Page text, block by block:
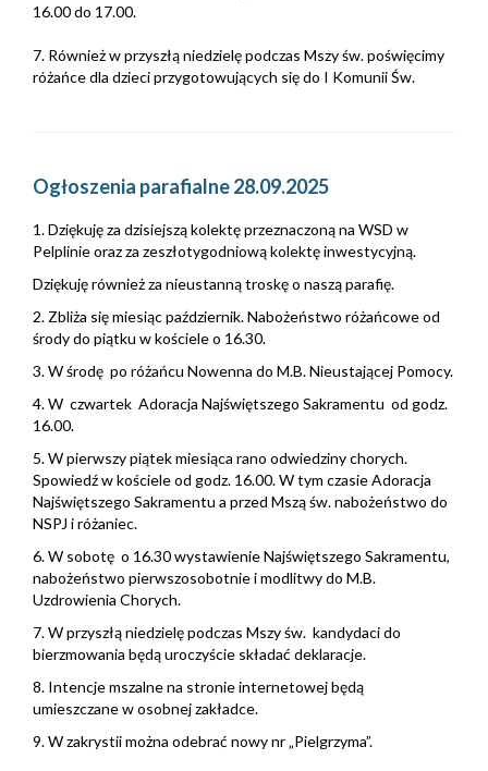
16.00 do 17.00.
7. Również w przyszłą niedzielę podczas Mszy św. poświęcimy
różańce dla dzieci przygotowujących się do I Komunii Św.
Ogłoszenia parafialne 28.09.2025
1. Dziękuję za dzisiejszą kolektę przeznaczoną na WSD w
Pelplinie oraz za zeszłotygodniową kolektę inwestycyjną.
Dziękuję również za nieustanną troskę o naszą parafię.
2. Zbliża się miesiąc październik. Nabożeństwo różańcowe od
środy do piątku w kościele o 16.30.
3. W środę po różańcu Nowenna do M.B. Nieustającej Pomocy.
4. W czwartek Adoracja Najświętszego Sakramentu od godz.
16.00.
5. W pierwszy piątek miesiąca rano odwiedziny chorych.
Spowiedź w kościele od godz. 16.00. W tym czasie Adoracja
Najświętszego Sakramentu a przed Mszą św. nabożeństwo do
NSPJ i różaniec.
6. W sobotę o 16.30 wystawienie Najświętszego Sakramentu,
nabożeństwo pierwszosobotnie i modlitwy do M.B.
Uzdrowienia Chorych.
7. W przyszłą niedzielę podczas Mszy św. kandydaci do
bierzmowania będą uroczyście składać deklaracje.
8. Intencje mszalne na stronie internetowej będą
umieszczane w osobnej zakładce.
9. W zakrystii można odebrać nowy nr „Pielgrzyma”.